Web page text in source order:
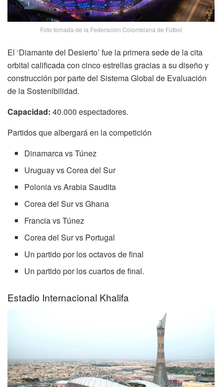
Foto tomada de la Federación Colombiana de Fútbol
El ‘Diamante del Desierto’ fue la primera sede de la cita
orbital calificada con cinco estrellas gracias a su diseño y
construcción por parte del Sistema Global de Evaluación
de la Sostenibilidad.
Capacidad: 40.000 espectadores.
Partidos que albergará en la competición
Dinamarca vs Túnez
Uruguay vs Corea del Sur
Polonia vs Arabia Saudita
Corea del Sur vs Ghana
Francia vs Túnez
Corea del Sur vs Portugal
Un partido por los octavos de final
Un partido por los cuartos de final.
Estadio Internacional Khalifa